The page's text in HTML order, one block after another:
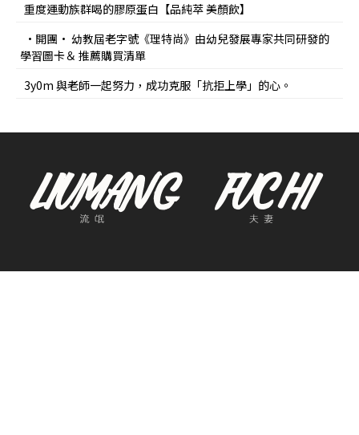
重度運動族群喝的膠原蛋白【品純萃 美顏飲】
•開團• 幼教屆老字號《理特尚》由幼兒發展專家共同研發的
學習圖卡＆ 推薦購買清單
3y0m 與老師一起努力，成功克服「抗拒上學」的心。